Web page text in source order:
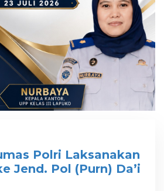
Polri Laksanakan
Jend. Pol (Purn) Da’i